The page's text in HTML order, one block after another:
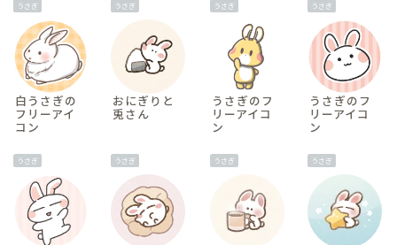
うさぎ
白うさぎの
フリーアイ
コン
うさぎ
おにぎりと
兎さん
うさぎ
うさぎのフ
リーアイコ
ン
うさぎ
うさぎのフ
リーアイコ
ン
うさぎ うさぎ うさぎ うさぎ